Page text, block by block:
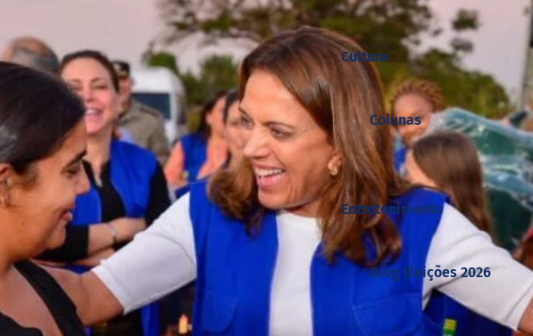
Colunas
Blog Eleições 2026
Cultura
Entretenimento